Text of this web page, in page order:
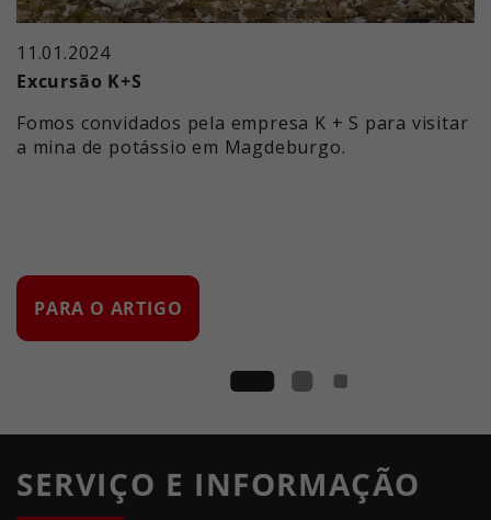
11.01.2024
Excursão K+S
Fomos convidados pela empresa K + S para visitar
a mina de potássio em Magdeburgo.
PARA O ARTIGO
SERVIÇO E INFORMAÇÃO